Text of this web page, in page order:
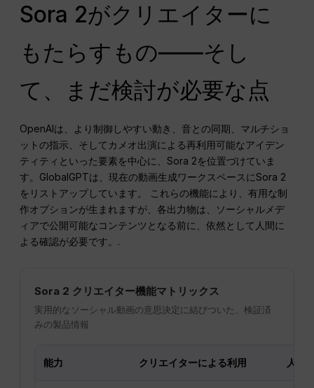
Sora 2がクリエイターに
もたらすもの――そし
て、まだ検討が必要な点
OpenAIは、より制御しやすい動き、音との同期、マルチショ
ットの指示、そしてカメオ出演による再利用可能なアイデン
ティティといった要素を中心に、Sora 2を位置づけていま
す。GlobalGPTは、現在の動画生成ワークスペースにSora 2
をリストアップしています。 これらの機能により、有用な制
作オプションが生まれますが、各出力物は、ソーシャルメデ
ィアで公開可能なコンテンツとなる前に、依然として人間に
よる確認が必要です。.
Sora 2 クリエイター機能マトリックス
実用的なソーシャル動画の意思決定に結びついた、検証済
みの製品情報
能力 クリエイターによる利用 人間